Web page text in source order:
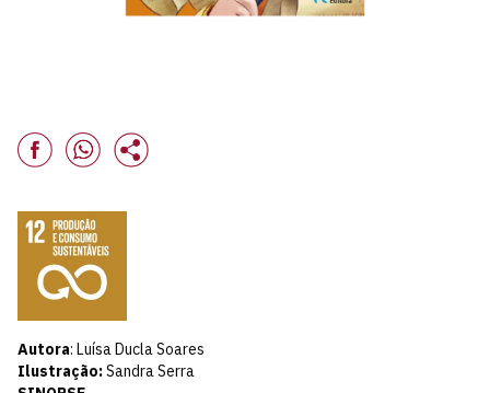
Autora: Luísa Ducla Soares
Ilustração:Sandra Serra